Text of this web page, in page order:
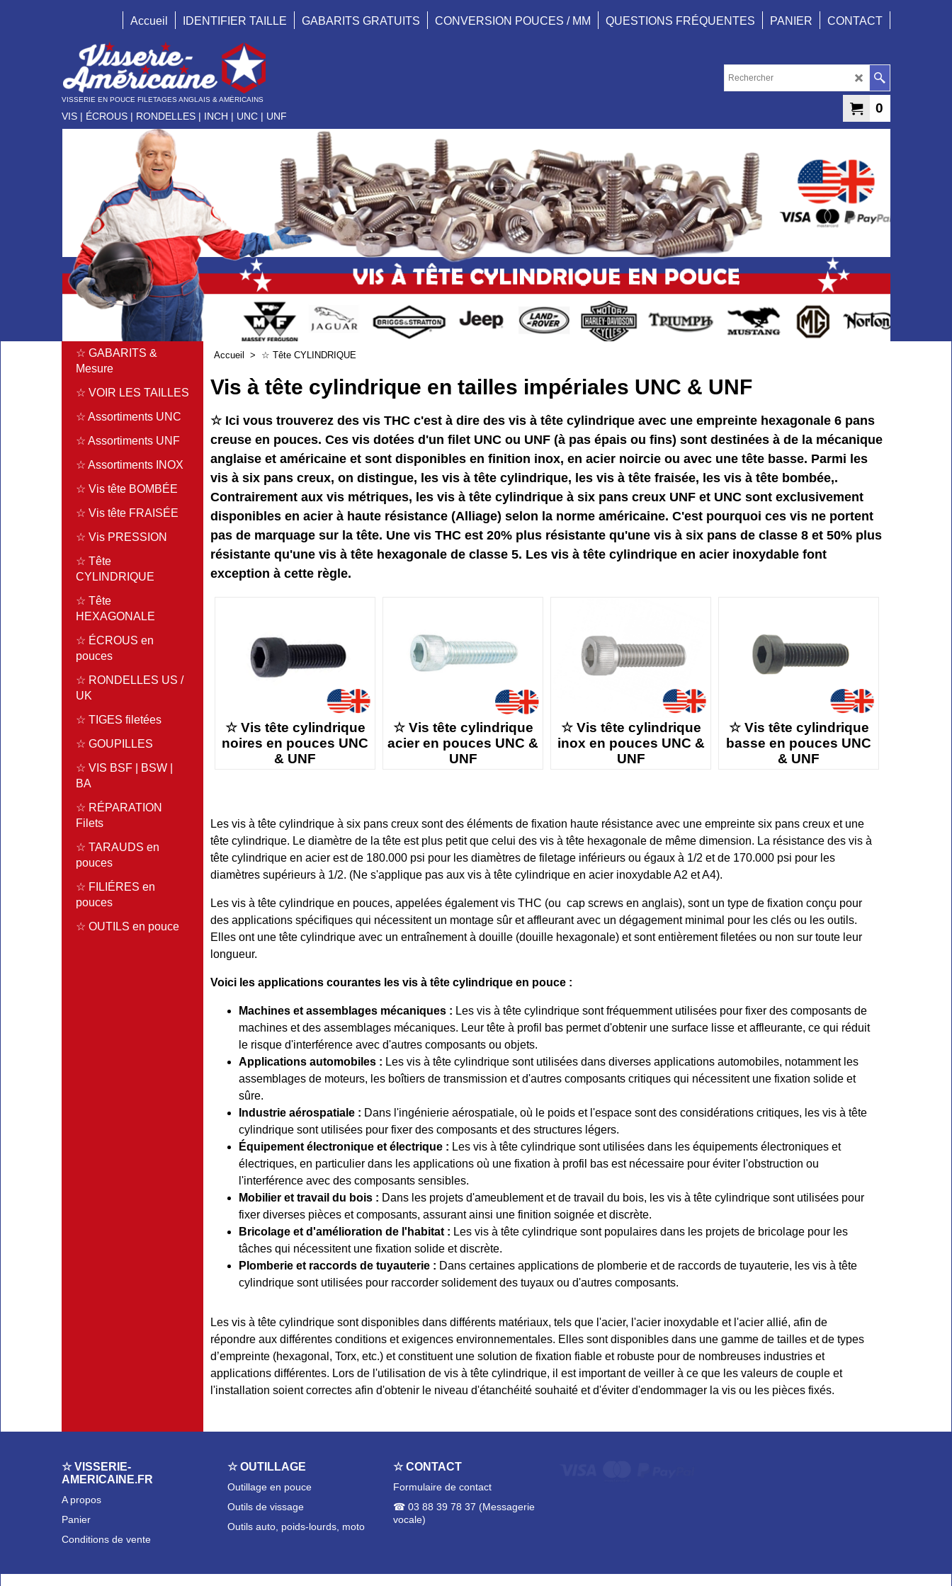
Accueil IDENTIFIER TAILLE GABARITS GRATUITS CONVERSION POUCES / MM QUESTIONS FRÉQUENTES PANIER CONTACT
VISSERIE EN POUCE FILETAGES ANGLAIS & AMÉRICAINS
VIS | ÉCROUS | RONDELLES | INCH | UNC | UNF
0
☆ GABARITS &
Mesure
☆ VOIR LES TAILLES
☆ Assortiments UNC
☆ Assortiments UNF
☆ Assortiments INOX
☆ Vis tête BOMBÉE
☆ Vis tête FRAISÉE
☆ Vis PRESSION
☆ Tête
CYLINDRIQUE
☆ Tête
HEXAGONALE
☆ ÉCROUS en
pouces
☆ RONDELLES US /
UK
☆ TIGES filetées
☆ GOUPILLES
☆ VIS BSF | BSW |
BA
☆ RÉPARATION
Filets
☆ TARAUDS en
pouces
☆ FILIÉRES en
pouces
☆ OUTILS en pouce
Accueil > ☆ Tête CYLINDRIQUE
Vis à tête cylindrique en tailles impériales UNC & UNF
☆ Ici vous trouverez des vis THC c'est à dire des vis à tête cylindrique avec une empreinte hexagonale 6 pans
creuse en pouces. Ces vis dotées d'un filet UNC ou UNF (à pas épais ou fins) sont destinées à de la mécanique
anglaise et américaine et sont disponibles en finition inox, en acier noircie ou avec une tête basse. Parmi les
vis à six pans creux, on distingue, les vis à tête cylindrique, les vis à tête fraisée, les vis à tête bombée,.
Contrairement aux vis métriques, les vis à tête cylindrique à six pans creux UNF et UNC sont exclusivement
disponibles en acier à haute résistance (Alliage) selon la norme américaine. C'est pourquoi ces vis ne portent
pas de marquage sur la tête. Une vis THC est 20% plus résistante qu'une vis à six pans de classe 8 et 50% plus
résistante qu'une vis à tête hexagonale de classe 5. Les vis à tête cylindrique en acier inoxydable font
exception à cette règle.
☆ Vis tête cylindrique
noires en pouces UNC
& UNF
☆ Vis tête cylindrique
acier en pouces UNC &
UNF
☆ Vis tête cylindrique
inox en pouces UNC &
UNF
☆ Vis tête cylindrique
basse en pouces UNC
& UNF
Les vis à tête cylindrique à six pans creux sont des éléments de fixation haute résistance avec une empreinte six pans creux et une
tête cylindrique. Le diamètre de la tête est plus petit que celui des vis à tête hexagonale de même dimension. La résistance des vis à
tête cylindrique en acier est de 180.000 psi pour les diamètres de filetage inférieurs ou égaux à 1/2 et de 170.000 psi pour les
diamètres supérieurs à 1/2. (Ne s'applique pas aux vis à tête cylindrique en acier inoxydable A2 et A4).
Les vis à tête cylindrique en pouces, appelées également vis THC (ou cap screws en anglais), sont un type de fixation conçu pour
des applications spécifiques qui nécessitent un montage sûr et affleurant avec un dégagement minimal pour les clés ou les outils.
Elles ont une tête cylindrique avec un entraînement à douille (douille hexagonale) et sont entièrement filetées ou non sur toute leur
longueur.
Voici les applications courantes les vis à tête cylindrique en pouce :
Machines et assemblages mécaniques : Les vis à tête cylindrique sont fréquemment utilisées pour fixer des composants de
machines et des assemblages mécaniques. Leur tête à profil bas permet d'obtenir une surface lisse et affleurante, ce qui réduit
le risque d'interférence avec d'autres composants ou objets.
Applications automobiles : Les vis à tête cylindrique sont utilisées dans diverses applications automobiles, notamment les
assemblages de moteurs, les boîtiers de transmission et d'autres composants critiques qui nécessitent une fixation solide et
sûre.
Industrie aérospatiale : Dans l'ingénierie aérospatiale, où le poids et l'espace sont des considérations critiques, les vis à tête
cylindrique sont utilisées pour fixer des composants et des structures légers.
Équipement électronique et électrique : Les vis à tête cylindrique sont utilisées dans les équipements électroniques et
électriques, en particulier dans les applications où une fixation à profil bas est nécessaire pour éviter l'obstruction ou
l'interférence avec des composants sensibles.
Mobilier et travail du bois : Dans les projets d'ameublement et de travail du bois, les vis à tête cylindrique sont utilisées pour
fixer diverses pièces et composants, assurant ainsi une finition soignée et discrète.
Bricolage et d'amélioration de l'habitat : Les vis à tête cylindrique sont populaires dans les projets de bricolage pour les
tâches qui nécessitent une fixation solide et discrète.
Plomberie et raccords de tuyauterie : Dans certaines applications de plomberie et de raccords de tuyauterie, les vis à tête
cylindrique sont utilisées pour raccorder solidement des tuyaux ou d'autres composants.
Les vis à tête cylindrique sont disponibles dans différents matériaux, tels que l'acier, l'acier inoxydable et l'acier allié, afin de
répondre aux différentes conditions et exigences environnementales. Elles sont disponibles dans une gamme de tailles et de types
d’empreinte (hexagonal, Torx, etc.) et constituent une solution de fixation fiable et robuste pour de nombreuses industries et
applications différentes. Lors de l'utilisation de vis à tête cylindrique, il est important de veiller à ce que les valeurs de couple et
l'installation soient correctes afin d'obtenir le niveau d'étanchéité souhaité et d'éviter d'endommager la vis ou les pièces fixés.
☆ VISSERIE-
AMERICAINE.FR
A propos
Panier
Conditions de vente
☆ OUTILLAGE
Outillage en pouce
Outils de vissage
Outils auto, poids-lourds, moto
☆ CONTACT
Formulaire de contact
☎ 03 88 39 78 37 (Messagerie
vocale)